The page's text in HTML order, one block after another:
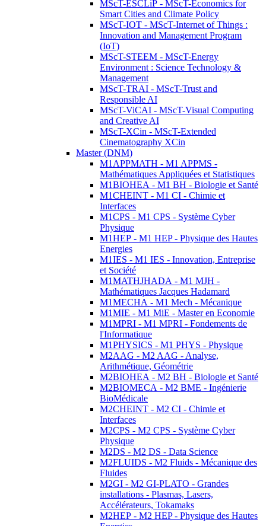
MScT-ESCLiP - MScT-Economics for
Smart Cities and Climate Policy
MScT-IOT - MScT-Internet of Things :
Innovation and Management Program
(IoT)
MScT-STEEM - MScT-Energy
Environment : Science Technology &
Management
MScT-TRAI - MScT-Trust and
Responsible AI
MScT-ViCAI - MScT-Visual Computing
and Creative AI
MScT-XCin - MScT-Extended
Cinematography XCin
Master (DNM)
M1APPMATH - M1 APPMS -
Mathématiques Appliquées et Statistiques
M1BIOHEA - M1 BH - Biologie et Santé
M1CHEINT - M1 CI - Chimie et
Interfaces
M1CPS - M1 CPS - Système Cyber
Physique
M1HEP - M1 HEP - Physique des Hautes
Energies
M1IES - M1 IES - Innovation, Entreprise
et Société
M1MATHJHADA - M1 MJH -
Mathématiques Jacques Hadamard
M1MECHA - M1 Mech - Mécanique
M1MIE - M1 MiE - Master en Economie
M1MPRI - M1 MPRI - Fondements de
l'Informatique
M1PHYSICS - M1 PHYS - Physique
M2AAG - M2 AAG - Analyse,
Arithmétique, Géométrie
M2BIOHEA - M2 BH - Biologie et Santé
M2BIOMECA - M2 BME - Ingénierie
BioMédicale
M2CHEINT - M2 CI - Chimie et
Interfaces
M2CPS - M2 CPS - Système Cyber
Physique
M2DS - M2 DS - Data Science
M2FLUIDS - M2 Fluids - Mécanique des
Fluides
M2GI - M2 GI-PLATO - Grandes
installations - Plasmas, Lasers,
Accélérateurs, Tokamaks
M2HEP - M2 HEP - Physique des Hautes